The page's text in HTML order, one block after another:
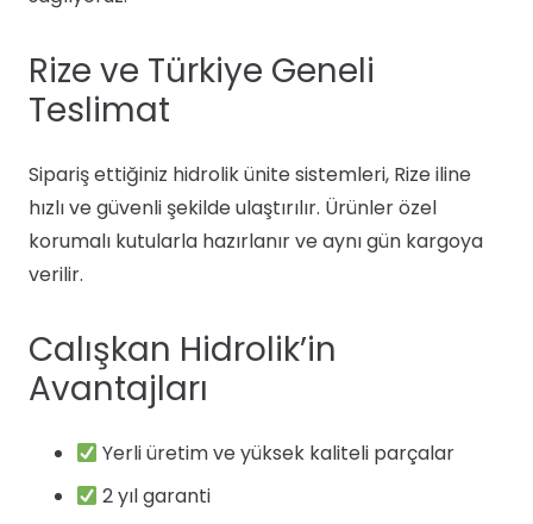
Rize ve Türkiye Geneli
Teslimat
Sipariş ettiğiniz hidrolik ünite sistemleri, Rize iline
hızlı ve güvenli şekilde ulaştırılır. Ürünler özel
korumalı kutularla hazırlanır ve aynı gün kargoya
verilir.
Calışkan Hidrolik’in
Avantajları
Yerli üretim ve yüksek kaliteli parçalar
2 yıl garanti